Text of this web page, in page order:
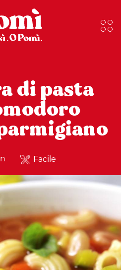
di pasta
Facile